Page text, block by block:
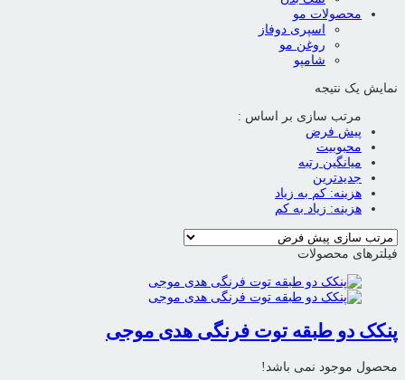
محصولات مو
اسپری دوفاز
روغن مو
شامپو
نمایش یک نتیجه
مرتب سازی بر اساس :
پیش فرض
محبوبیت
میانگین رتبه
جدیدترین
هزینه: کم به زیاد
هزینه: زیاد به کم
فیلترهای محصولات
پنکک دو طبقه توت فرنگی هدی موجی
محصول موجود نمی باشد!